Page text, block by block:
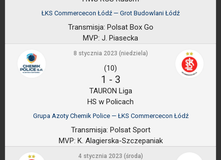
ŁKS Commercecon Łódź — Grot Budowlani Łódź
Transmisja: Polsat Box Go
MVP: J. Piasecka
8 stycznia 2023 (niedziela)
(10)
1 - 3
TAURON Liga
HS w Policach
Grupa Azoty Chemik Police — ŁKS Commercecon Łódź
Transmisja: Polsat Sport
MVP: K. Alagierska-Szczepaniak
4 stycznia 2023 (środa)